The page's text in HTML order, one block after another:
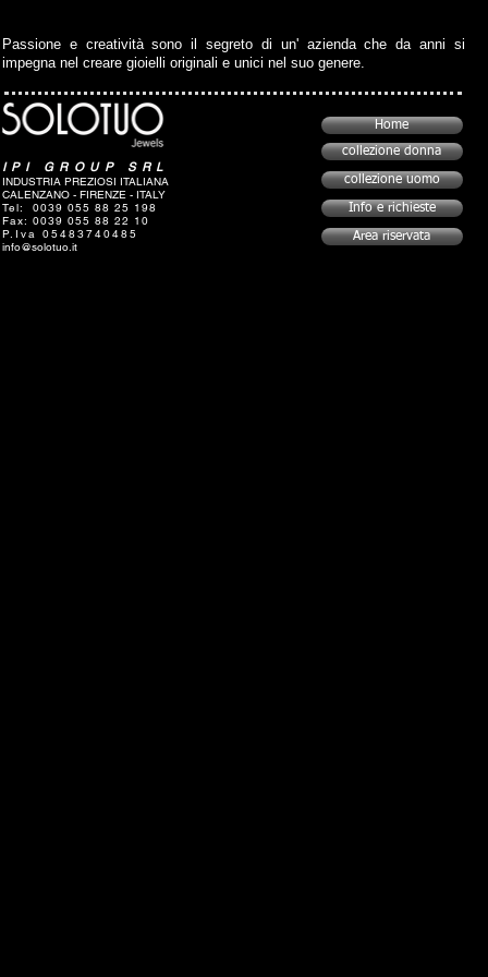
Passione e creatività sono il segreto di un' azienda che da anni si
impegna nel creare gioielli originali e unici nel suo genere.
IPI GROUP SRL
INDUSTRIA PREZIOSI ITALIANA
CALENZANO - FIRENZE - ITALY
Tel: 0039 055 88 25 198
Fax: 0039 055 88 22 10
P.Iva 05483740485
info@solotuo.it
collezione donna
collezione uomo
Info e richieste
Home
Area riservata